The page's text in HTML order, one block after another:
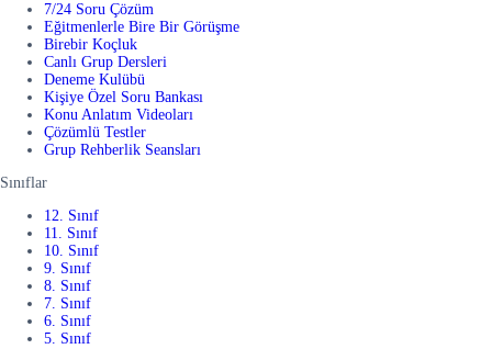
7/24 Soru Çözüm
Eğitmenlerle Bire Bir Görüşme
Birebir Koçluk
Canlı Grup Dersleri
Deneme Kulübü
Kişiye Özel Soru Bankası
Konu Anlatım Videoları
Çözümlü Testler
Grup Rehberlik Seansları
Sınıflar
12. Sınıf
11. Sınıf
10. Sınıf
9. Sınıf
8. Sınıf
7. Sınıf
6. Sınıf
5. Sınıf